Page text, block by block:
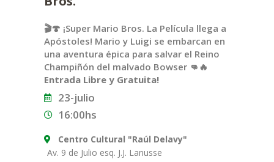
🎬🍄 ¡Super Mario Bros. La Película llega a
Apóstoles! Mario y Luigi se embarcan en
una aventura épica para salvar el Reino
Champiñón del malvado Bowser 👊🔥
Entrada Libre y Gratuita!
23-julio
16:00hs
Centro Cultural "Raúl Delavy"
Av. 9 de Julio esq. J.J. Lanusse